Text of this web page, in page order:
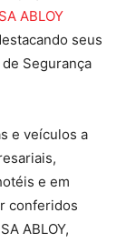
ABLOY
seus
Segurança
e veículos a
e em
conferidos
ABLOY,